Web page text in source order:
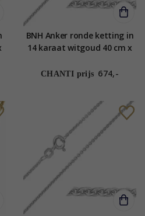
BNH Anker ronde ketting in
14 karaat witgoud 40 cm x
CHANTI prijs 674,-